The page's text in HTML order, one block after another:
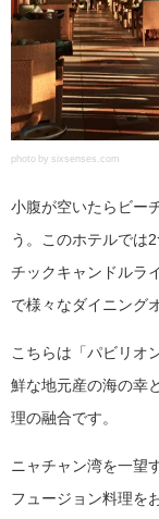
photo by sixsenses.com
小腹が空いたらビー
う。このホテルでは
チックキャンドルラ
で様々なダイニング
こちらは「パビリオ
鮮な地元産の海の幸
理の融合です。
ニャチャン湾を一望
フュージョン料理を